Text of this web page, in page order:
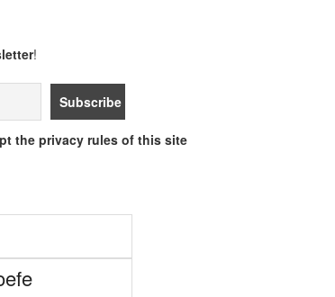
!
the privacy rules of this site